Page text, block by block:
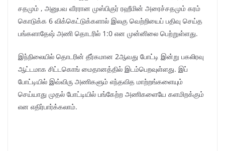
சதமும் , அனுபவ வீரரான முஸ்பிகுர் ரஹீமின் அரைச்சதமும் கரம்
கொடுக்க 6 விக்கெட்டுக்களால் இலகு வெற்றியைப் பதிவு செய்த
பங்களாதேஷ் அணி தொடரில் 1:0 என முன்னிலை பெற்றுள்ளது.
இந்நிலையில் தொடரின் தீர்கமான 2ஆவது போட்டி இன்று பகலிரவு
ஆட்டமாக சிட்டகொங் மைதானத்தில் இடம்பெறவுள்ளது. இப்
போட்டியில் இவ்விரு அணிகளும் எந்தவித மாற்றங்களையும்
செய்யாது முதல் போட்டியில் பங்கேற்ற அணிகளையே களமிறக்கும்
என எதிர்பார்க்கலாம்.